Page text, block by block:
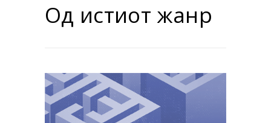
Од истиот жанр